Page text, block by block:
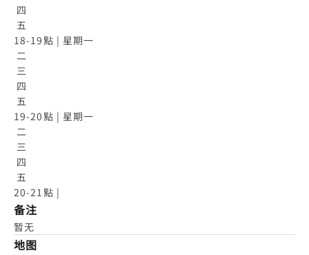
五
18-19點 | 星期一
二
五
19-20點 | 星期一
二
五
20-21點 |
备注
暂无
地图